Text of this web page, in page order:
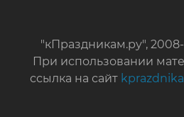
"кПраздникам.ру", 2008-
При использовании
ссылка на сайт